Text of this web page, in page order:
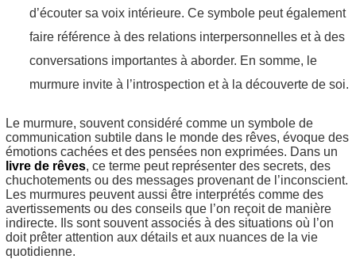
d’écouter sa voix intérieure. Ce symbole peut également
faire référence à des relations interpersonnelles et à des
conversations importantes à aborder. En somme, le
murmure invite à l’introspection et à la découverte de soi.
Le murmure, souvent considéré comme un symbole de
communication subtile dans le monde des rêves, évoque des
émotions cachées et des pensées non exprimées. Dans un
livre de rêves, ce terme peut représenter des secrets, des
chuchotements ou des messages provenant de l’inconscient.
Les murmures peuvent aussi être interprétés comme des
avertissements ou des conseils que l’on reçoit de manière
indirecte. Ils sont souvent associés à des situations où l’on
doit prêter attention aux détails et aux nuances de la vie
quotidienne.